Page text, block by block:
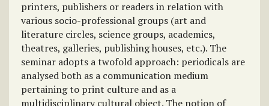
printers, publishers or readers in relation with
various socio-professional groups (art and
literature circles, science groups, academics,
theatres, galleries, publishing houses, etc.). The
seminar adopts a twofold approach: periodicals are
analysed both as a communication medium
pertaining to print culture and as a
multidisciplinary cultural object. The notion of